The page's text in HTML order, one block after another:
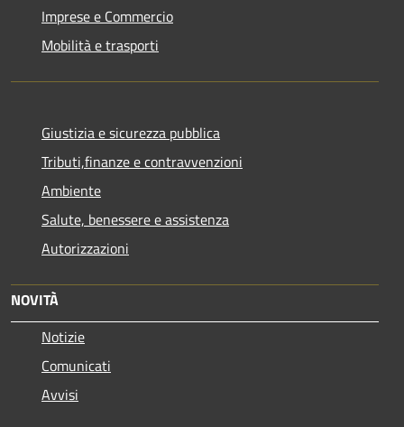
Imprese e Commercio
Mobilità e trasporti
Giustizia e sicurezza pubblica
Tributi,finanze e contravvenzioni
Ambiente
Salute, benessere e assistenza
Autorizzazioni
NOVITÀ
Notizie
Comunicati
Avvisi